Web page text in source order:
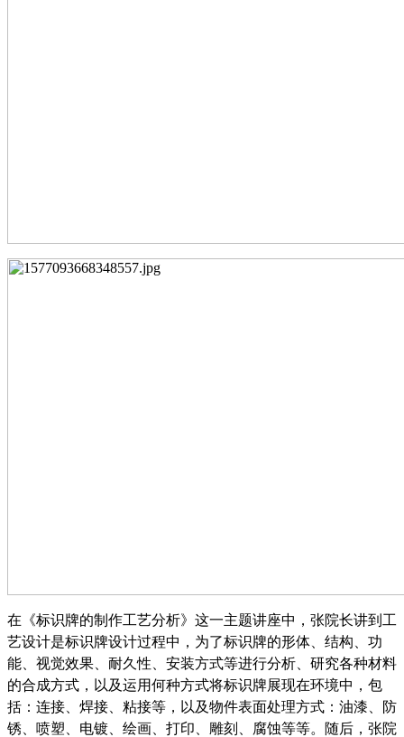
在《标识牌的制作工艺分析》这一主题讲座中，张院长讲到工
艺设计是标识牌设计过程中，为了标识牌的形体、结构、功
能、视觉效果、耐久性、安装方式等进行分析、研究各种材料
的合成方式，以及运用何种方式将标识牌展现在环境中，包
括：连接、焊接、粘接等，以及物件表面处理方式：油漆、防
锈、喷塑、电镀、绘画、打印、雕刻、腐蚀等等。随后，张院